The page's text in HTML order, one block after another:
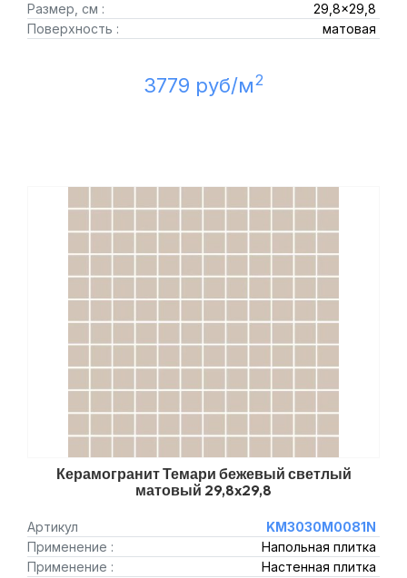
Размер, см :
29,8x29,8
Поверхность :
матовая
3779 руб/м2
Керамогранит Темари бежевый светлый
матовый 29,8x29,8
Артикул
KM3030M0081N
Применение :
Напольная плитка
Применение :
Настенная плитка